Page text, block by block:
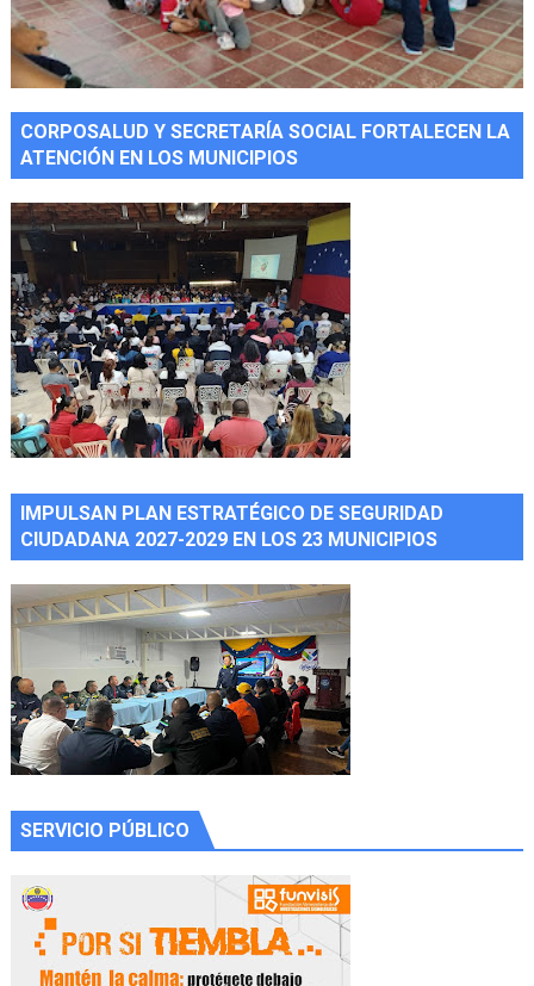
CORPOSALUD Y SECRETARÍA SOCIAL FORTALECEN LA
ATENCIÓN EN LOS MUNICIPIOS
IMPULSAN PLAN ESTRATÉGICO DE SEGURIDAD
CIUDADANA 2027-2029 EN LOS 23 MUNICIPIOS
SERVICIO PÚBLICO